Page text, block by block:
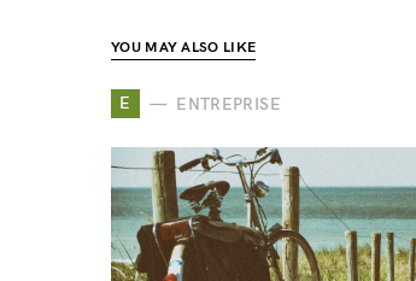
YOU MAY ALSO LIKE
E ENTREPRISE